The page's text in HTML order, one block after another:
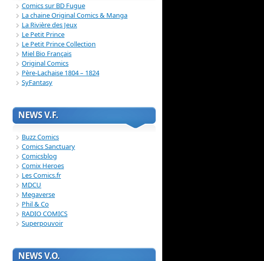
Comics sur BD Fugue
La chaine Original Comics & Manga
La Rivière des Jeux
Le Petit Prince
Le Petit Prince Collection
Miel Bio Français
Original Comics
Père-Lachaise 1804 – 1824
SyFantasy
NEWS V.F.
Buzz Comics
Comics Sanctuary
Comicsblog
Comix Heroes
Les Comics.fr
MDCU
Megaverse
Phil & Co
RADIO COMICS
Superpouvoir
NEWS V.O.